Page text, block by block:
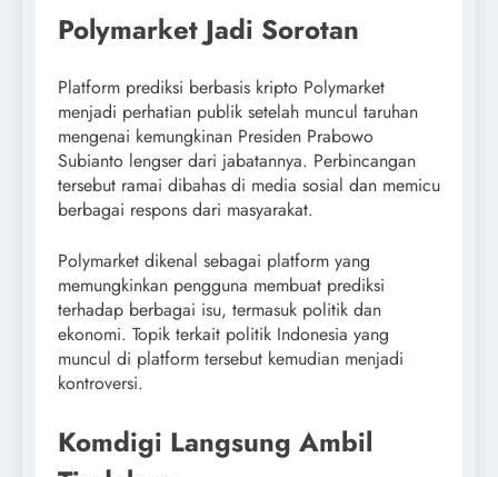
Polymarket Jadi Sorotan
Platform prediksi berbasis kripto Polymarket
menjadi perhatian publik setelah muncul taruhan
mengenai kemungkinan Presiden Prabowo
Subianto lengser dari jabatannya. Perbincangan
tersebut ramai dibahas di media sosial dan memicu
berbagai respons dari masyarakat.
Polymarket dikenal sebagai platform yang
memungkinkan pengguna membuat prediksi
terhadap berbagai isu, termasuk politik dan
ekonomi. Topik terkait politik Indonesia yang
muncul di platform tersebut kemudian menjadi
kontroversi.
Komdigi Langsung Ambil